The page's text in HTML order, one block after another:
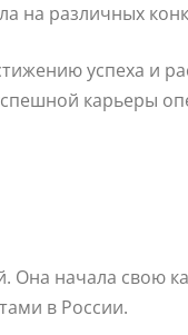
на различных
успеха и
карьеры
Она начала свою
в России.